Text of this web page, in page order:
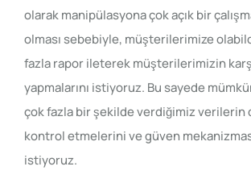
olarak manipülasyona çok açık bir
olması sebebiyle, müşterilerimize
fazla rapor ileterek müşterilerimizin
yapmalarını istiyoruz. Bu sayede
çok fazla bir şekilde verdiğimiz verilerin
kontrol etmelerini ve güven
istiyoruz.